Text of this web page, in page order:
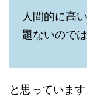
人間的に高
題ないので
と思っています